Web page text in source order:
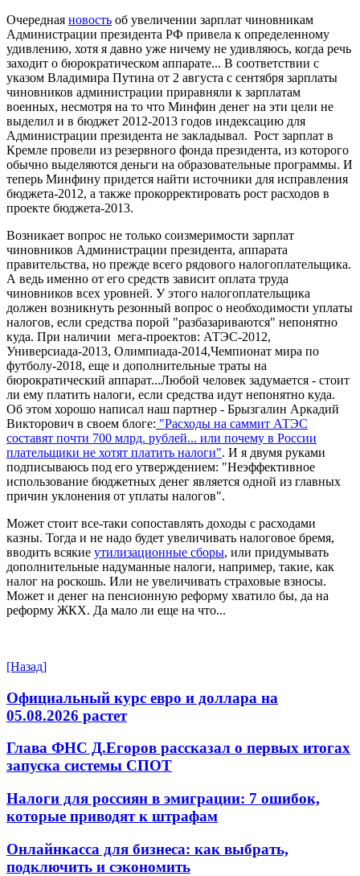
Очередная новость об увеличении зарплат чиновникам
Администрации президента РФ привела к определенному
удивлению, хотя я давно уже ничему не удивляюсь, когда речь
заходит о бюрократическом аппарате... В соответствии с
указом Владимира Путина от 2 августа с сентября зарплаты
чиновников администрации приравняли к зарплатам
военных, несмотря на то что Минфин денег на эти цели не
выделил и в бюджет 2012-2013 годов индексацию для
Администрации президента не закладывал. Рост зарплат в
Кремле провели из резервного фонда президента, из которого
обычно выделяются деньги на образовательные программы. И
теперь Минфину придется найти источники для исправления
бюджета-2012, а также прокорректировать рост расходов в
проекте бюджета-2013.
Возникает вопрос не только соизмеримости зарплат
чиновников Администрации президента, аппарата
правительства, но прежде всего рядового налогоплательщика.
А ведь именно от его средств зависит оплата труда
чиновников всех уровней. У этого налогоплательщика
должен возникнуть резонный вопрос о необходимости уплаты
налогов, если средства порой "разбазариваются" непонятно
куда. При наличии мега-проектов: АТЭС-2012,
Универсиада-2013, Олимпиада-2014,Чемпионат мира по
футболу-2018, еще и дополнительные траты на
бюрократический аппарат...Любой человек задумается - стоит
ли ему платить налоги, если средства идут непонятно куда.
Об этом хорошо написал наш партнер - Брызгалин Аркадий
Викторович в своем блоге: "Расходы на саммит АТЭС
составят почти 700 млрд. рублей... или почему в России
плательщики не хотят платить налоги". И я двумя руками
подписываюсь под его утверждением: "Неэффективное
использование бюджетных денег является одной из главных
причин уклонения от уплаты налогов".
Может стоит все-таки сопоставлять доходы с расходами
казны. Тогда и не надо будет увеличивать налоговое бремя,
вводить всякие утилизационные сборы, или придумывать
дополнительные надуманные налоги, например, такие, как
налог на роскошь. Или не увеличивать страховые взносы.
Может и денег на пенсионную реформу хватило бы, да на
реформу ЖКХ. Да мало ли еще на что...
[Назад]
Официальный курс евро и доллара на
05.08.2026 растет
Глава ФНС Д.Егоров рассказал о первых итогах
запуска системы СПОТ
Налоги для россиян в эмиграции: 7 ошибок,
которые приводят к штрафам
Онлайнкасса для бизнеса: как выбрать,
подключить и сэкономить